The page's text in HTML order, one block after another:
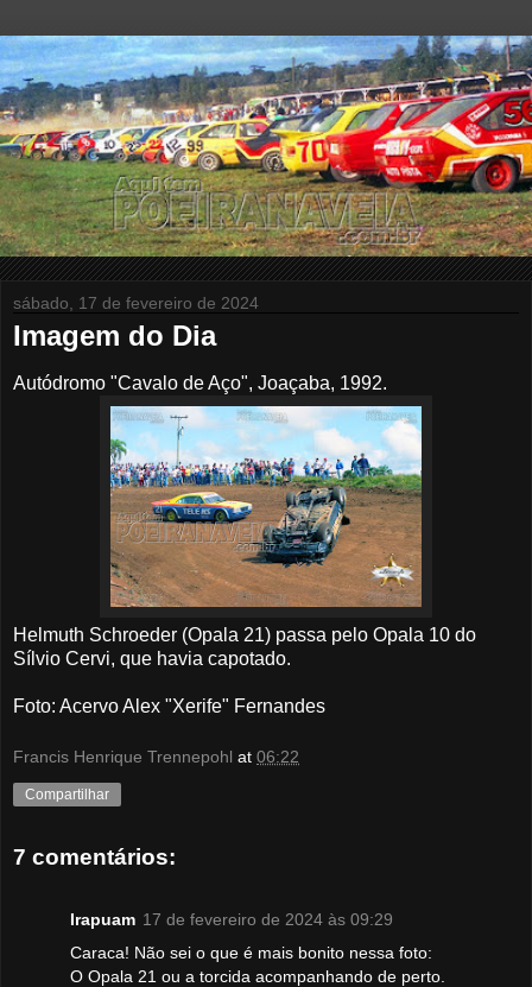
sábado, 17 de fevereiro de 2024
Imagem do Dia
Autódromo "Cavalo de Aço", Joaçaba, 1992.
Helmuth Schroeder (Opala 21) passa pelo Opala 10 do
Sílvio Cervi, que havia capotado.
Foto: Acervo Alex "Xerife" Fernandes
Francis Henrique Trennepohl at 06:22
Compartilhar
7 comentários:
Irapuam 17 de fevereiro de 2024 às 09:29
Caraca! Não sei o que é mais bonito nessa foto:
O Opala 21 ou a torcida acompanhando de perto.